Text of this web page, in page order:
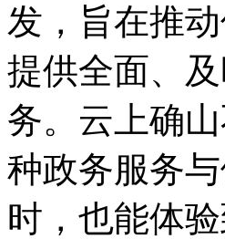
发，旨在推
提供全面、
务。云上确
种政务服务
时，也能体